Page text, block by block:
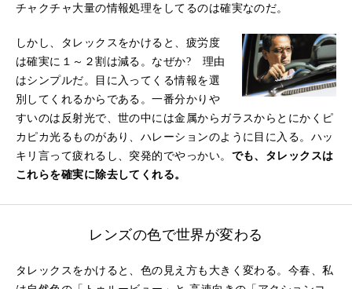
チャクチャ大量の情報処理をしてるのは確実なのだ。
しかし、タレックスをかけると、疲労度
は確実に１～２割は減る。なぜか? 理由
はシンプルだ。目に入ってくる情報を選
別してくれるからである。一番分かりや
すいのは反射光で、世の中には金属からガラスからとにかくピ
カピカ光るものがあり、ハレーションのように目に入る。ハッ
キリ言って疲れるし、突発的でやっかい。 でも、タレックスは
これらを確実に除去してくれる。
レンズの色で世界が変わる
タレックスをかけると、色の見え方も大きく変わる。今春、私